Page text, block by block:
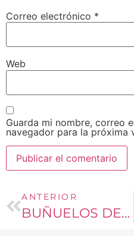
Correo electrónico *
Web
Guarda mi nombre, correo
navegador para la próxima
ANTERIOR
BUÑUELOS DE VIENTO